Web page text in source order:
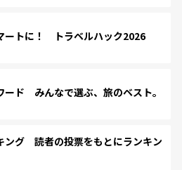
ートに！ トラベルハック2026
ード みんなで選ぶ、旅のベスト。
ング 読者の投票をもとにランキン